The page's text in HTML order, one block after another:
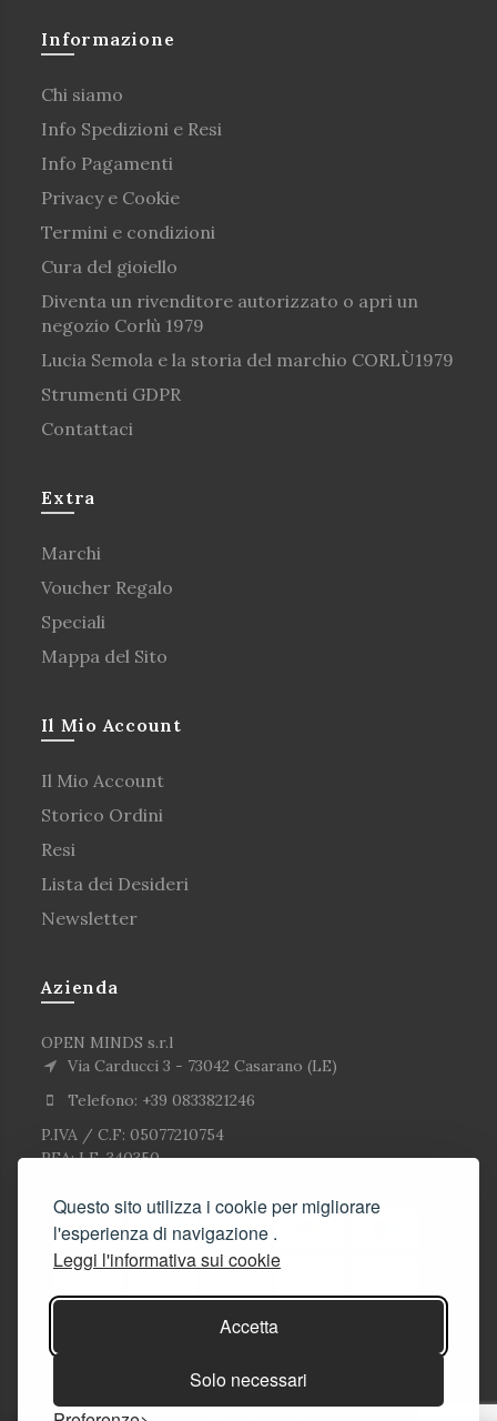
Questo sito utilizza i cookie per migliorare
l'esperienza di navigazione .
Leggi l'informativa sui cookie
Accetta
Solo necessari
Informazione
Chi siamo
Info Spedizioni e Resi
Info Pagamenti
Privacy e Cookie
Termini e condizioni
Cura del gioiello
Diventa un rivenditore autorizzato o apri un
negozio Corlù 1979
Lucia Semola e la storia del marchio CORLÙ1979
Strumenti GDPR
Contattaci
Extra
Marchi
Voucher Regalo
Speciali
Mappa del Sito
Il Mio Account
Il Mio Account
Storico Ordini
Resi
Lista dei Desideri
Newsletter
Azienda
OPEN MINDS s.r.l
Via Carducci 3 - 73042 Casarano (LE)
Telefono: +39 0833821246
P.IVA / C.F: 05077210754
REA: LE-340350